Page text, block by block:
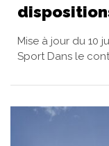
Mise à jour du 10
Sport Dans le